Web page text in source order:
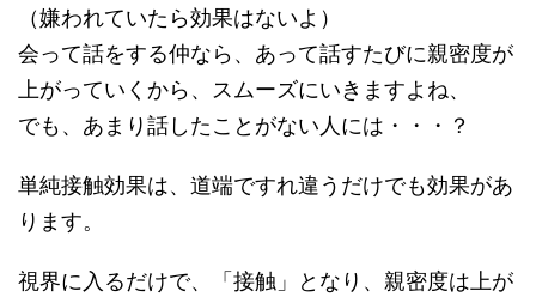
（嫌われていたら効果はないよ）
会って話をする仲なら、あって話すたびに親密度が
上がっていくから、スムーズにいきますよね、
でも、あまり話したことがない人には・・・？
単純接触効果は、道端ですれ違うだけでも効果があ
ります。
視界に入るだけで、「接触」となり、親密度は上が